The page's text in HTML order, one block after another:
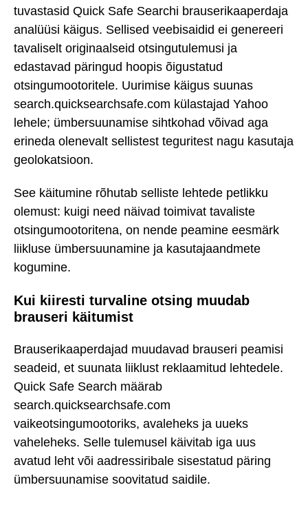
tuvastasid Quick Safe Searchi brauserikaaperdaja
analüüsi käigus. Sellised veebisaidid ei genereeri
tavaliselt originaalseid otsingutulemusi ja
edastavad päringud hoopis õigustatud
otsingumootoritele. Uurimise käigus suunas
search.quicksearchsafe.com külastajad Yahoo
lehele; ümbersuunamise sihtkohad võivad aga
erineda olenevalt sellistest teguritest nagu kasutaja
geolokatsioon.
See käitumine rõhutab selliste lehtede petlikku
olemust: kuigi need näivad toimivat tavaliste
otsingumootoritena, on nende peamine eesmärk
liikluse ümbersuunamine ja kasutajaandmete
kogumine.
Kui kiiresti turvaline otsing muudab
brauseri käitumist
Brauserikaaperdajad muudavad brauseri peamisi
seadeid, et suunata liiklust reklaamitud lehtedele.
Quick Safe Search määrab
search.quicksearchsafe.com
vaikeotsingumootoriks, avaleheks ja uueks
vaheleheks. Selle tulemusel käivitab iga uus
avatud leht või aadressiribale sisestatud päring
ümbersuunamise soovitatud saidile.